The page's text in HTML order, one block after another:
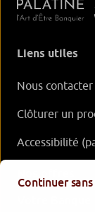
Liens utiles
Nous contacter
Clôturer un
Accessibilité
Continuer